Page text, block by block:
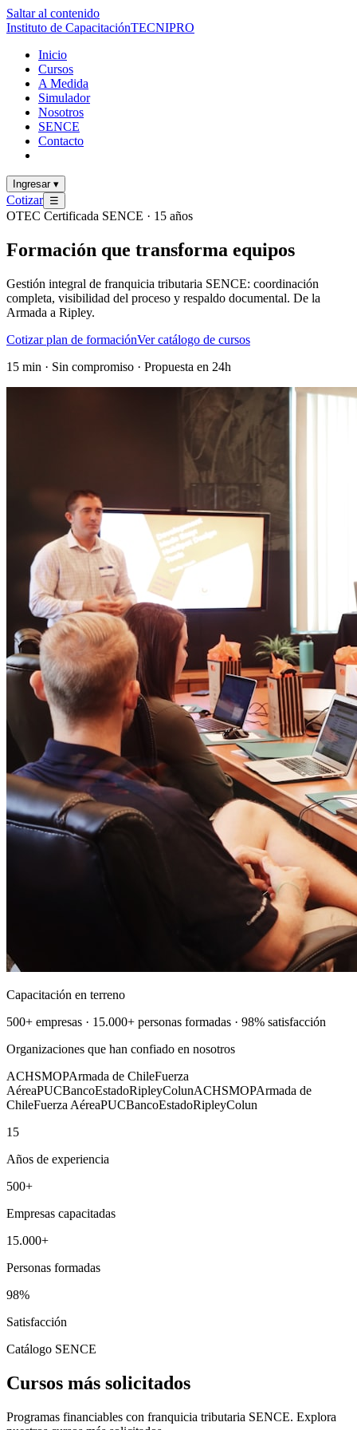
Saltar al contenido
Instituto de CapacitaciónTECNIPRO
Inicio
Cursos
A Medida
Simulador
Nosotros
SENCE
Contacto
Ingresar ▾
Cotizar ☰
OTEC Certificada SENCE · 15 años
Formación que transforma equipos
Gestión integral de franquicia tributaria SENCE: coordinación
completa, visibilidad del proceso y respaldo documental. De la
Armada a Ripley.
Cotizar plan de formaciónVer catálogo de cursos
15 min · Sin compromiso · Propuesta en 24h
Capacitación en terreno
500+ empresas · 15.000+ personas formadas · 98% satisfacción
Organizaciones que han confiado en nosotros
ACHSMOPArmada de ChileFuerza
AéreaPUCBancoEstadoRipleyColunACHSMOPArmada de
ChileFuerza AéreaPUCBancoEstadoRipleyColun
15
Años de experiencia
500+
Empresas capacitadas
15.000+
Personas formadas
98%
Satisfacción
Catálogo SENCE
Cursos más solicitados
Programas financiables con franquicia tributaria SENCE. Explora